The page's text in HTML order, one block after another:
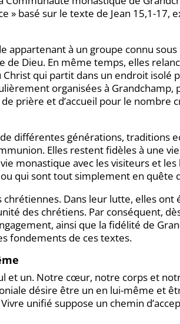
basé sur le texte de Jean 15,1-17,
appartenant à un groupe connu
de Dieu. En même temps, elles
qui partit dans un endroit isolé
organisées à Grandchamp,
prière et d’accueil pour le nombre
différentes générations, traditions
Elles restent fidèles à une
monastique avec les visiteurs et les
qui sont tout simplement en quête
Dans leur lutte, elles ont
des chrétiens. Par conséquent,
ainsi que la fidélité de
fondements de ces textes.
et un. Notre cœur, notre corps et
désire être un en lui-même et
unifié suppose un chemin